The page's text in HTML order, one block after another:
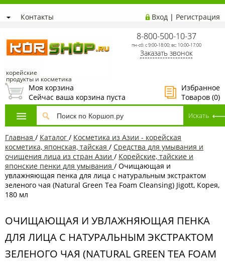
Контакты Вход | Регистрация
корейские
продукты и косметика
8-800-500-10-37
пн-сб: с 9:00-18:00; вс: 10:00-17:00
Заказать звонок
Избранное
Товаров (0)
Моя корзина
Сейчас ваша корзина пуста
Главная / Каталог / Косметика из Азии - корейская
косметика, японская, тайская / Средства для умывания и
очищения лица из стран Азии / Корейские, тайские и
японские пенки для умывания / Очищающая и
увлажняющая пенка для лица с натуральным экстрактом
зеленого чая (Natural Green Tea Foam Cleansing) Jigott, Корея,
180 мл
ОЧИЩАЮЩАЯ И УВЛАЖНЯЮЩАЯ ПЕНКА
ДЛЯ ЛИЦА С НАТУРАЛЬНЫМ ЭКСТРАКТОМ
ЗЕЛЕНОГО ЧАЯ (NATURAL GREEN TEA FOAM